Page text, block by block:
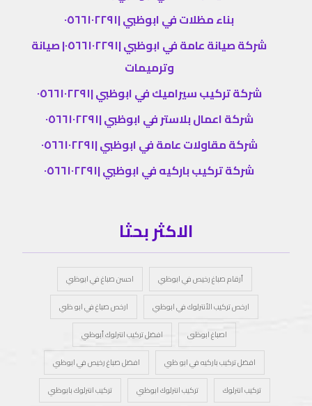
بناء مظلات في ابوظبي |٠٥٦٦١٠٢٢٩١
شركة صيانة عامة في ابوظبي |٠٥٦٦١٠٢٢٩١| صيانة
وترميمات
شركة تركيب سيراميك في ابوظبي |٠٥٦٦١٠٢٢٩١
شركة اعمال بلاستر في ابوظبي |٠٥٦٦١٠٢٢٩١
شركة مقاولات عامة في ابوظبي |٠٥٦٦١٠٢٢٩١
شركة تركيب باركيه في ابوظبي |٠٥٦٦١٠٢٢٩١
الاكثر بحثا
أرقام صباغ رخيص في ابوظبي
احسن صباغ في ابوظبي
ارخص تركيب الأنترلوك في ابوظبي
ارخص صباغ في ابو ظبي
اصباغ ابوظبى
افضل تركيب انترلوك أبوظبي
افضل تركيب باركيه في ابو ظبي
افضل صباغ رخيص في ابوظبي
تركيب انترلوك
تركيب انترلوك ابوظبي
تركيب انترلوك بابوظبي